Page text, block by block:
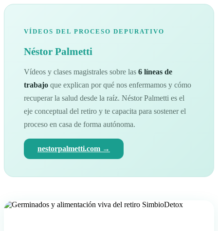
VÍDEOS DEL PROCESO DEPURATIVO
Néstor Palmetti
Vídeos y clases magistrales sobre las 6 líneas de
trabajo que explican por qué nos enfermamos y cómo
recuperar la salud desde la raíz. Néstor Palmetti es el
eje conceptual del retiro y te capacita para sostener el
proceso en casa de forma autónoma.
nestorpalmetti.com →